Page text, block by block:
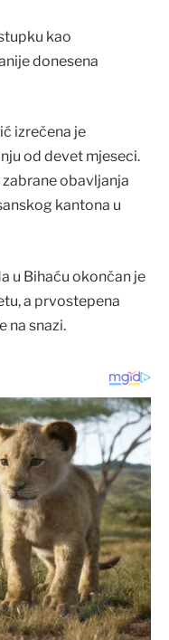
kao
donesena
izrečena je
od devet mjeseci.
obavljanja
kantona u
u Bihaću okončan je
a prvostepena
na snazi.